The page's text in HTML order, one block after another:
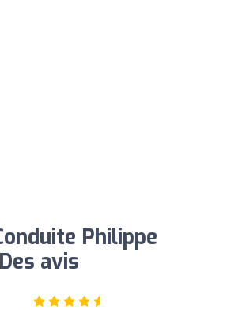
Philippe
avis